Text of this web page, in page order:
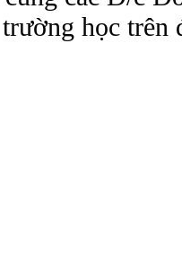
học trên